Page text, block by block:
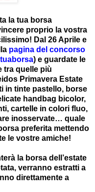
la tua borsa
proprio la vostra
Dal 26 Aprile e
pagina del concorso
) e guardate le
tra quelle più
Primavera Estate
in tinte pastello, borse
handbag bicolor,
cartelle in colori fluo,
inosservate… quale
preferita mettendo
le vostre amiche!
la borsa dell’estate
verranno estratti a
direttamente a